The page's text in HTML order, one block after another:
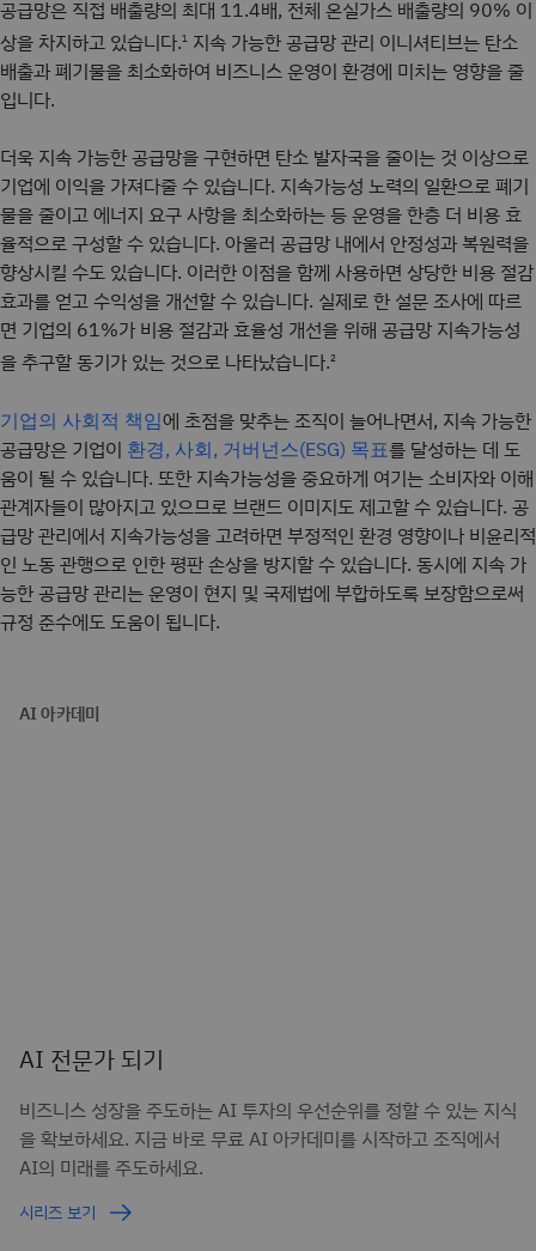
공급망은 직접 배출량의 최대 11.4배, 전체 온실가스 배출량의 90% 이
상을 차지하고 있습니다.1 지속 가능한 공급망 관리 이니셔티브는 탄소
배출과 폐기물을 최소화하여 비즈니스 운영이 환경에 미치는 영향을 줄
입니다.
더욱 지속 가능한 공급망을 구현하면 탄소 발자국을 줄이는 것 이상으로
기업에 이익을 가져다줄 수 있습니다. 지속가능성 노력의 일환으로 폐기
물을 줄이고 에너지 요구 사항을 최소화하는 등 운영을 한층 더 비용 효
율적으로 구성할 수 있습니다. 아울러 공급망 내에서 안정성과 복원력을
향상시킬 수도 있습니다. 이러한 이점을 함께 사용하면 상당한 비용 절감
효과를 얻고 수익성을 개선할 수 있습니다. 실제로 한 설문 조사에 따르
면 기업의 61%가 비용 절감과 효율성 개선을 위해 공급망 지속가능성
을 추구할 동기가 있는 것으로 나타났습니다.2
기업의 사회적 책임에 초점을 맞추는 조직이 늘어나면서, 지속 가능한
공급망은 기업이 환경, 사회, 거버넌스(ESG) 목표를 달성하는 데 도
움이 될 수 있습니다. 또한 지속가능성을 중요하게 여기는 소비자와 이해
관계자들이 많아지고 있으므로 브랜드 이미지도 제고할 수 있습니다. 공
급망 관리에서 지속가능성을 고려하면 부정적인 환경 영향이나 비윤리적
인 노동 관행으로 인한 평판 손상을 방지할 수 있습니다. 동시에 지속 가
능한 공급망 관리는 운영이 현지 및 국제법에 부합하도록 보장함으로써
규정 준수에도 도움이 됩니다.
AI 아카데미
AI 전문가 되기
비즈니스 성장을 주도하는 AI 투자의 우선순위를 정할 수 있는 지식
을 확보하세요. 지금 바로 무료 AI 아카데미를 시작하고 조직에서
AI의 미래를 주도하세요.
시리즈 보기